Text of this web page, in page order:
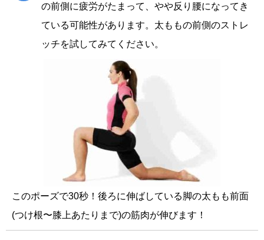
の前側に疲労がたまって、やや反り腰になってき
ている可能性があります。太ももの前側のストレ
ッチを試してみてください。
このポーズで30秒！後ろに伸ばしている脚の太もも前面
(つけ根〜膝上あたりまで)の筋肉が伸びます！